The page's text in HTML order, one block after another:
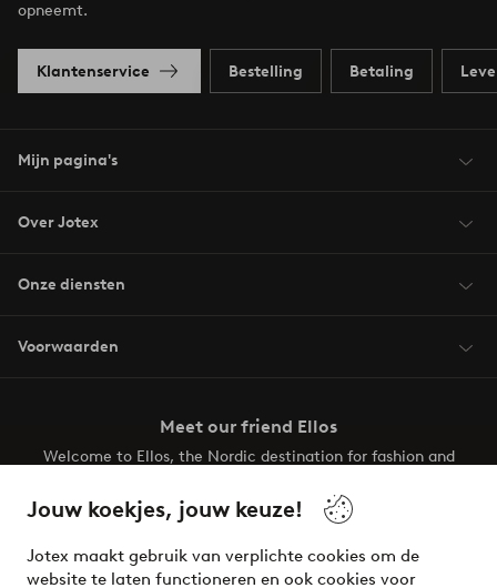
Jouw koekjes, jouw keuze!
Jotex maakt gebruik van verplichte cookies om de
website te laten functioneren en ook cookies voor
opneemt.
Klantenservice Bestelling Betaling
Mijn pagina's
Over Jotex
Onze diensten
Voorwaarden
Meet our friend Ellos
Welcome to Ellos, the Nordic destination for fashion and
your wardrobe. Your next inspiring look is here!